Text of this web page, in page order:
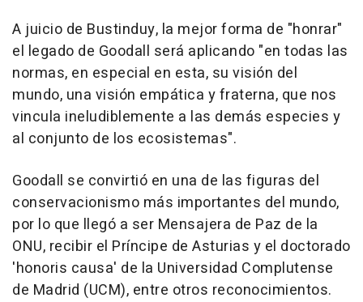
A juicio de Bustinduy, la mejor forma de "honrar"
el legado de Goodall será aplicando "en todas las
normas, en especial en esta, su visión del
mundo, una visión empática y fraterna, que nos
vincula ineludiblemente a las demás especies y
al conjunto de los ecosistemas".
Goodall se convirtió en una de las figuras del
conservacionismo más importantes del mundo,
por lo que llegó a ser Mensajera de Paz de la
ONU, recibir el Príncipe de Asturias y el doctorado
'honoris causa' de la Universidad Complutense
de Madrid (UCM), entre otros reconocimientos.